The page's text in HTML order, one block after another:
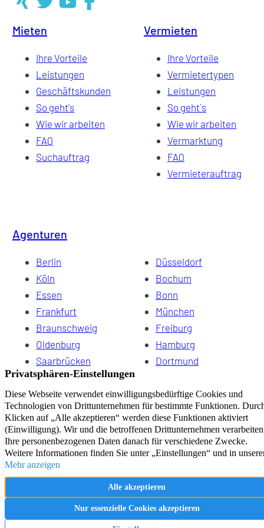
Mieten
Ihre Vorteile
Leistungen
Geschäftskunden
So geht's
Wie wir arbeiten
FAQ
Suchauftrag
Vermieten
Ihre Vorteile
Vermietertypen
Leistungen
So geht`s
Wie wir arbeiten
Vermarktung
FAQ
Vermieterauftrag
Agenturen
Berlin
Düsseldorf
Köln
Bochum
Essen
Bonn
Frankfurt
München
Braunschweig
Freiburg
Oldenburg
Hamburg
Saarbrücken
Dortmund
Hannover
Dresden
Kiel
Wuppertal
Bremen
HomeCompany eG Ihre Agenturen für Wohnen auf Zeit
Impressum Datenschutz Kontakt